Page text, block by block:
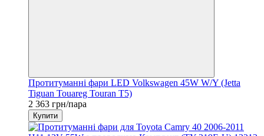
Протитуманні фари LED Volkswagen 45W W/Y (Jetta
Tiguan Touareg Touran T5)
2 363 грн/пара
Купити